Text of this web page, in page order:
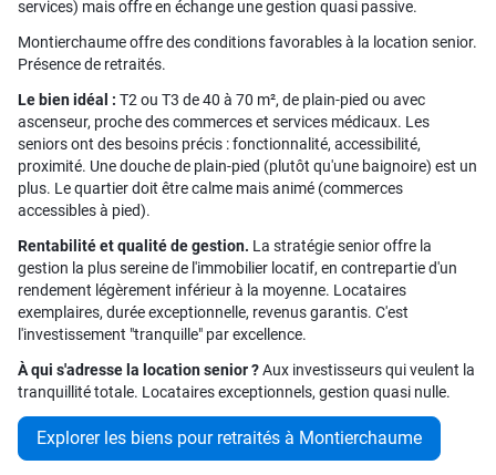
services) mais offre en échange une gestion quasi passive.
Montierchaume offre des conditions favorables à la location senior.
Présence de retraités.
Le bien idéal : T2 ou T3 de 40 à 70 m², de plain-pied ou avec
ascenseur, proche des commerces et services médicaux. Les
seniors ont des besoins précis : fonctionnalité, accessibilité,
proximité. Une douche de plain-pied (plutôt qu'une baignoire) est un
plus. Le quartier doit être calme mais animé (commerces
accessibles à pied).
Rentabilité et qualité de gestion. La stratégie senior offre la
gestion la plus sereine de l'immobilier locatif, en contrepartie d'un
rendement légèrement inférieur à la moyenne. Locataires
exemplaires, durée exceptionnelle, revenus garantis. C'est
l'investissement "tranquille" par excellence.
À qui s'adresse la location senior ?Aux investisseurs qui veulent la
tranquillité totale. Locataires exceptionnels, gestion quasi nulle.
Explorer les biens pour retraités à Montierchaume